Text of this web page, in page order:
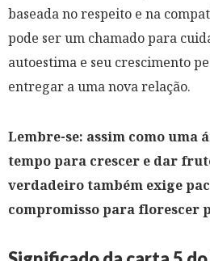
baseada no respeito e na
pode ser um chamado para
autoestima e seu crescimento
entregar a uma nova relação.
Lembre-se: assim como uma
tempo para crescer e dar
verdadeiro também exige
compromisso para florescer